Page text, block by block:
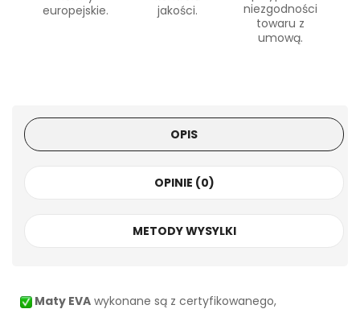
europejskie.
jakości.
niezgodności
towaru z
umową.
OPIS
OPINIE (0)
METODY WYSYLKI
Maty EVA wykonane są z certyfikowanego,